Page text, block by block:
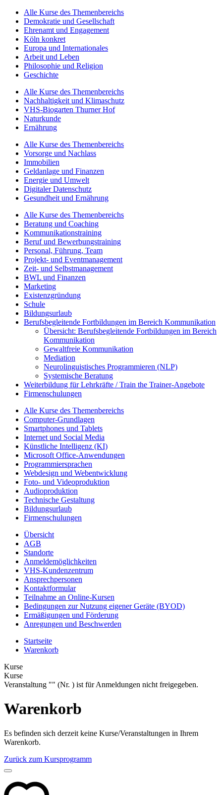
Alle Kurse des Themenbereichs
Demokratie und Gesellschaft
Ehrenamt und Engagement
Köln konkret
Europa und Internationales
Arbeit und Leben
Philosophie und Religion
Geschichte
Alle Kurse des Themenbereichs
Nachhaltigkeit und Klimaschutz
VHS-Biogarten Thurner Hof
Naturkunde
Ernährung
Alle Kurse des Themenbereichs
Vorsorge und Nachlass
Immobilien
Geldanlage und Finanzen
Energie und Umwelt
Digitaler Datenschutz
Gesundheit und Ernährung
Alle Kurse des Themenbereichs
Beratung und Coaching
Kommunikationstraining
Beruf und Bewerbungstraining
Personal, Führung, Team
Projekt- und Eventmanagement
Zeit- und Selbstmanagement
BWL und Finanzen
Marketing
Existenzgründung
Schule
Bildungsurlaub
Berufsbegleitende Fortbildungen im Bereich Kommunikation
Übersicht: Berufsbegleitende Fortbildungen im Bereich
Kommunikation
Gewaltfreie Kommunikation
Mediation
Neurolinguistisches Programmieren (NLP)
Systemische Beratung
Weiterbildung für Lehrkräfte / Train the Trainer-Angebote
Firmenschulungen
Alle Kurse des Themenbereichs
Computer-Grundlagen
Smartphones und Tablets
Internet und Social Media
Künstliche Intelligenz (KI)
Microsoft Office-Anwendungen
Programmiersprachen
Webdesign und Webentwicklung
Foto- und Videoproduktion
Audioproduktion
Technische Gestaltung
Bildungsurlaub
Firmenschulungen
Übersicht
AGB
Standorte
Anmeldemöglichkeiten
VHS-Kundenzentrum
Ansprechpersonen
Kontaktformular
Teilnahme an Online-Kursen
Bedingungen zur Nutzung eigener Geräte (BYOD)
Ermäßigungen und Förderung
Anregungen und Beschwerden
Startseite
Warenkorb
Kurse
Kurse
Veranstaltung "" (Nr. ) ist für Anmeldungen nicht freigegeben.
Warenkorb
Es befinden sich derzeit keine Kurse/Veranstaltungen in Ihrem
Warenkorb.
Zurück zum Kursprogramm